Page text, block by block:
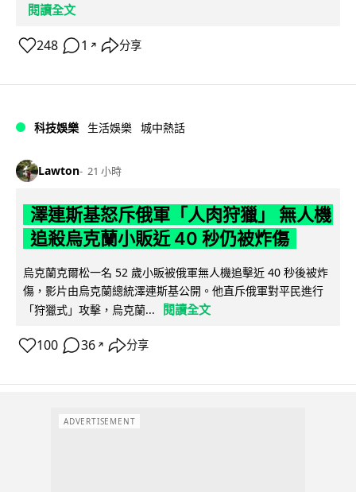
閱讀全文
248 1 ↗ 分享
科技娛樂 生活娛樂 城中熱話
Lawton 21 小時
澤連斯基怒斥俄軍「人肉狩獵」 無人機
追殺烏克蘭小販近 40 秒仍被炸傷
烏克蘭克爾松一名 52 歲小販被俄軍無人機追擊近 40 秒後被炸
傷，影片由烏克蘭總統澤連斯基公開。他直斥俄軍對平民進行
「狩獵式」攻擊，烏克蘭...
閱讀全文
100 36 ↗ 分享
ADVERTISEMENT